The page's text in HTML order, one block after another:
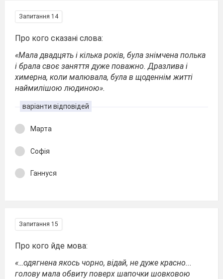
Запитання 14
Про кого сказані слова:
«Мала двадцять і кілька років, була знімчена полька
і брала своє заняття дуже поважно. Дразлива і
химерна, коли малювала, була в щоденнім житті
наймилішою людиною».
варіанти відповідей
Марта
Софія
Ганнуся
Запитання 15
Про кого йде мова:
«…одягнена якось чорно, відай, не дуже красно...
голову мала обвиту поверх шапочки шовковою